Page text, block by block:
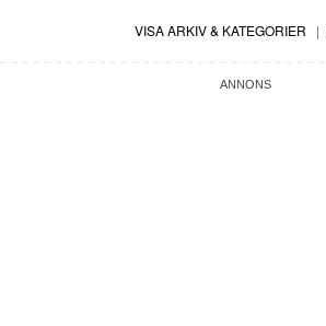
VISA ARKIV & KATEGORIER |